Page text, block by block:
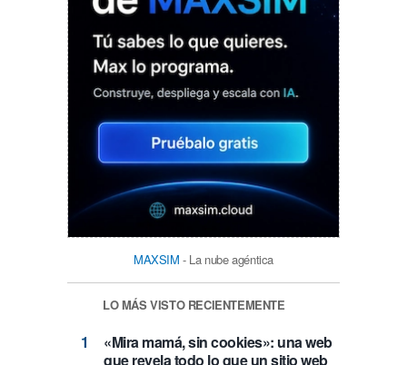
MAXSIM - La nube agéntica
LO MÁS VISTO RECIENTEMENTE
«Mira mamá, sin cookies»: una web
que revela todo lo que un sitio web